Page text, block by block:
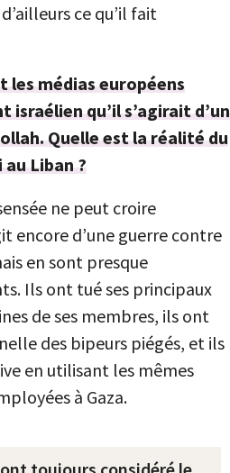
ce qu’il fait
les médias européens
qu’il s’agirait d’un
Quelle est la réalité du
Liban ?
ne peut croire
encore d’une guerre contre
en sont presque
Ils ont tué ses principaux
de ses membres, ils ont
des bipeurs piégés, et ils
en utilisant les mêmes
à Gaza.